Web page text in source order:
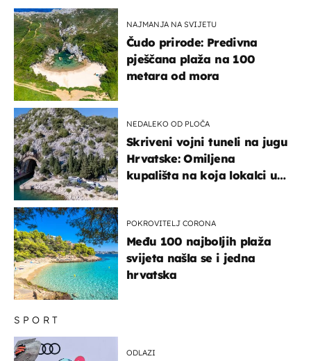
SPORT
ODLAZI
NAJMANJA NA SVIJETU
Čudo prirode: Predivna
pješčana plaža na 100
metara od mora
NEDALEKO OD PLOČA
Skriveni vojni tuneli na jugu
Hrvatske: Omiljena
kupališta na koja lokalci u
POKROVITELJ CORONA
Među 100 najboljih plaža
svijeta našla se i jedna
hrvatska